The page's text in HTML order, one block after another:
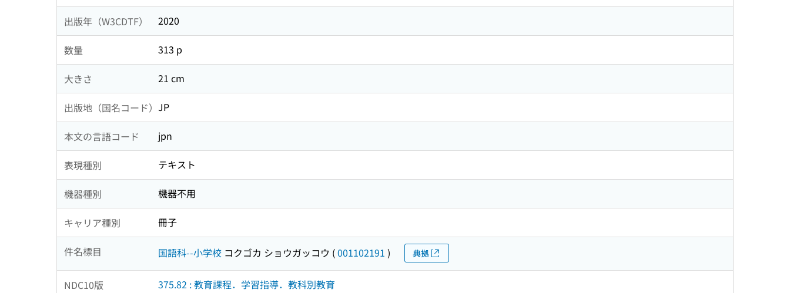
出版年（W3CDTF） 2020
数量 313 p
大きさ 21 cm
出版地（国名コード） JP
本文の言語コード jpn
表現種別 テキスト
機器種別 機器不用
キャリア種別 冊子
件名標目 国語科--小学校 コクゴカ ショウガッコウ (001102191 ) 典拠
NDC10版 375.82 : 教育課程．学習指導．教科別教育